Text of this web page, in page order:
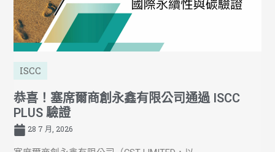
ISCC
恭喜！塞席爾商創永鑫有限公司通過 ISCC
PLUS 驗證
28 7 月, 2026